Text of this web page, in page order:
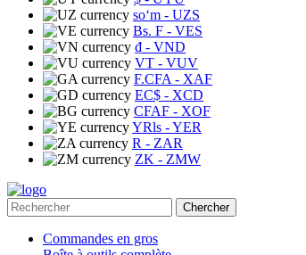
soʻm - UZS
Bs. F - VES
₫ - VND
VT - VUV
F.CFA - XAF
EC$ - XCD
CFAF - XOF
YRls - YER
R - ZAR
ZK - ZMW
Chercher
Commandes en gros